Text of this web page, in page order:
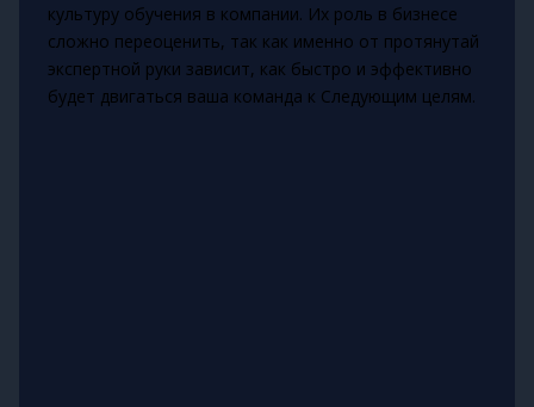
культуру обучения в компании. Их роль в бизнесе
сложно переоценить, так как именно от протянутай
экспертной руки зависит, как быстро и эффективно
будет двигаться ваша команда к Следующим целям.